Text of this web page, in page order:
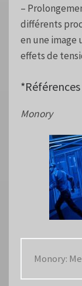
–
différents
en une image
effets de
Monory
Monory: